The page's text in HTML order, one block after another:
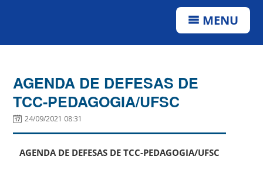
MENU
AGENDA DE DEFESAS DE
TCC-PEDAGOGIA/UFSC
24/09/2021 08:31
AGENDA DE DEFESAS DE TCC-PEDAGOGIA/UFSC